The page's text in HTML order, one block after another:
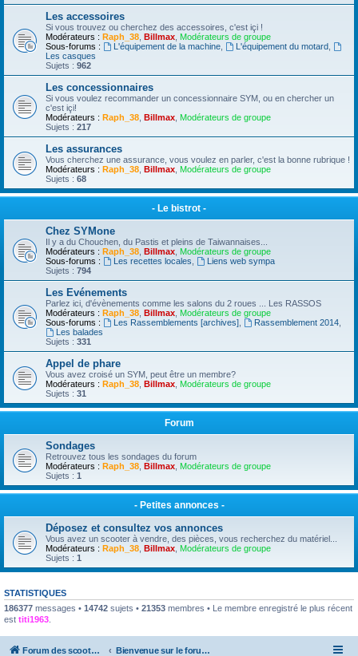
Les accessoires
Si vous trouvez ou cherchez des accessoires, c'est içi !
Modérateurs : Raph_38 Billmax Modérateurs de groupe
Sous-forums :
L'équipement de la machine, L'équipement du motard,
Les casques
Sujets : 962
Les concessionnaires
Si vous voulez recommander un concessionnaire SYM, ou en chercher un
c'est içi!
Modérateurs : Raph_38 Billmax Modérateurs de groupe
Sujets : 217
Les assurances
Vous cherchez une assurance, vous voulez en parler, c'est la bonne rubrique !
Modérateurs : Raph_38 Billmax Modérateurs de groupe
Sujets : 68
- Le bistrot -
Chez SYMone
Il y a du Chouchen, du Pastis et pleins de Taiwannaises...
Modérateurs : Raph_38 Billmax Modérateurs de groupe
Sous-forums :
Les recettes locales
Liens web sympa
Sujets : 794
Les Evénements
Parlez ici, d'évènements comme les salons du 2 roues ... Les RASSOS
Modérateurs : Raph_38 Billmax Modérateurs de groupe
Sous-forums :
Les Rassemblements [archives], Rassemblement 2014,
Les balades
Sujets : 331
Appel de phare
Vous avez croisé un SYM, peut être un membre?
Modérateurs : Raph_38 Billmax Modérateurs de groupe
Sujets : 31
Forum
Sondages
Retrouvez tous les sondages du forum
Modérateurs : Raph_38 Billmax Modérateurs de groupe
Sujets : 1
- Petites annonces -
Déposez et consultez vos annonces
Vous avez un scooter à vendre, des pièces, vous recherchez du matériel...
Modérateurs : Raph_38 Billmax Modérateurs de groupe
Sujets : 1
STATISTIQUES
186377 messages • 14742 sujets • 21353 membres • Le membre enregistré le plus récent
est titi1963
Forum des scooters SYM - GTS -MAXSYM - CRUISYM - JOYMAX - Maxsym TL Bienvenue sur le forum des scooters de la gamme SYM